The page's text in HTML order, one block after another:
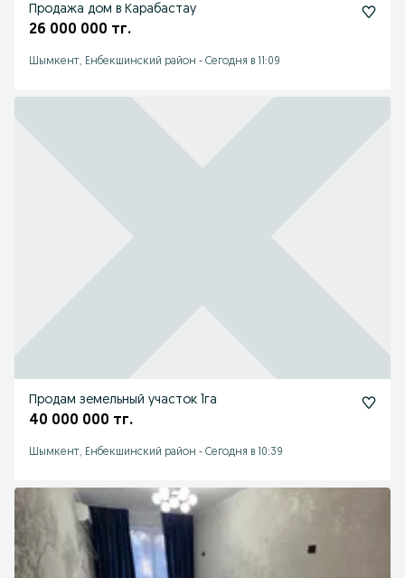
Продажа дом в Карабастау
26 000 000 тг.
Шымкент, Енбекшинский район - Сегодня в 11:09
Продам земельный участок 1га
40 000 000 тг.
Шымкент, Енбекшинский район - Сегодня в 10:39